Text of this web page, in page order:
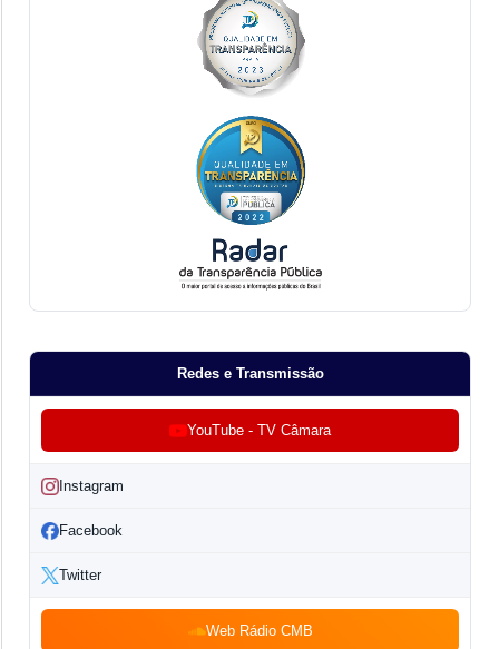
Redes e Transmissão
YouTube - TV Câmara
Instagram
Facebook
Twitter
Web Rádio CMB